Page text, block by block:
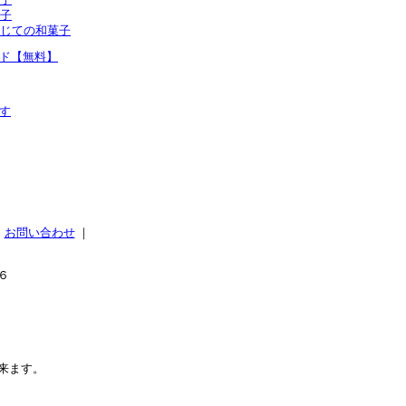
ての和菓子
【無料】
お問い合わせ｜
ます。